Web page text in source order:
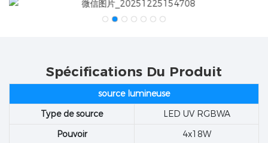
Spécifications Du Produit
source lumineuse
Type de source
LED UV RGBWA
Pouvoir
4x18W